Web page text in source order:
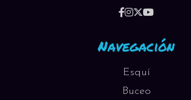
Navegación
Esquí
Buceo